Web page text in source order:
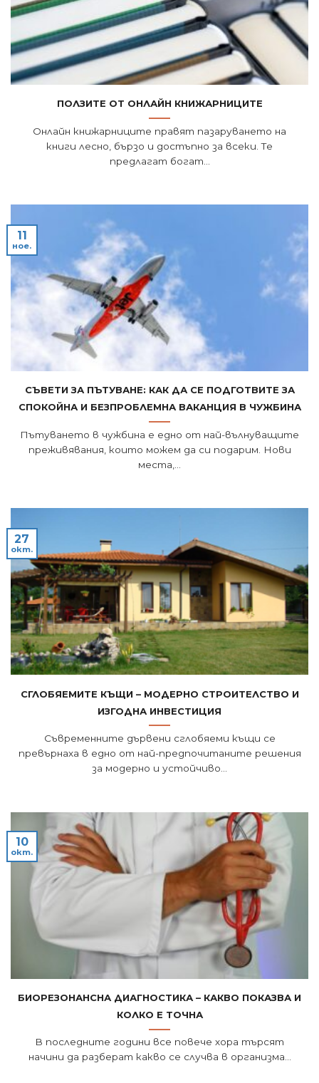
Ползите от онлайн книжарниците
Онлайн книжарниците правят пазаруването на
книги лесно, бързо и достъпно за всеки. Те
предлагат богат...
Съвети за пътуване: как да се подготвите за
спокойна и безпроблемна ваканция в чужбина
Пътуването в чужбина е едно от най-вълнуващите
преживявания, които можем да си подарим. Нови
места,...
11
ное.
Сглобяемите къщи – модерно строителство и
изгодна инвестиция
Съвременните дървени сглобяеми къщи се
превърнаха в едно от най-предпочитаните решения
за модерно и устойчиво...
27
окт.
Биорезонансна диагностика – какво показва и
колко е точна
В последните години все повече хора търсят
начини да разберат какво се случва в организма...
10
окт.